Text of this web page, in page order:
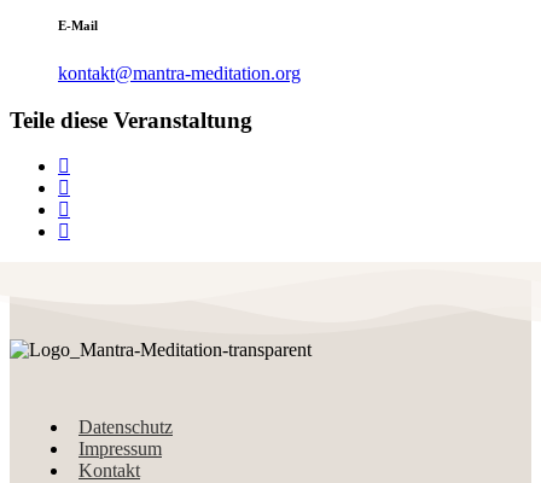
E-Mail
kontakt@mantra-meditation.org
Teile diese Veranstaltung
Datenschutz
Impressum
Kontakt